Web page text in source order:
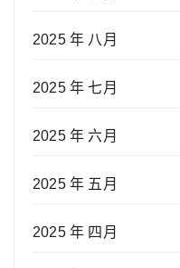
2025 年 八月
2025 年 七月
2025 年 六月
2025 年 五月
2025 年 四月